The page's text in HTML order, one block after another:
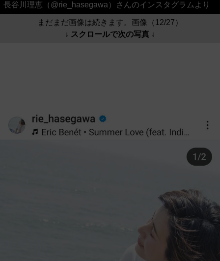
長谷川理恵（@rie_hasegawa）さんのインスタグラムより
まだまだ画像は続きます。画像（12/27）
↓ スクロールで次の写真 ↓